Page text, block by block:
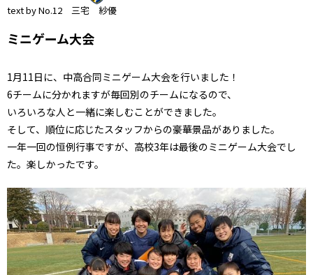
text by No.12 三宅 紗優
ミニゲーム大会
1月11日に、中高合同ミニゲーム大会を行いました！
6チームに分かれますが毎回別のチームになるので、
いろいろな人と一緒に楽しむことができました。
そして、順位に応じたスタッフからの豪華景品がありました。
一年一回の恒例行事ですが、高校3年は最後のミニゲーム大会でし
た。楽しかったです。